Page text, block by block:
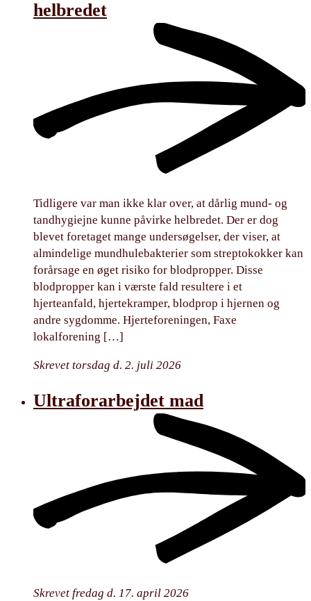
helbredet
Tidligere var man ikke klar over, at dårlig mund- og
tandhygiejne kunne påvirke helbredet. Der er dog
blevet foretaget mange undersøgelser, der viser, at
almindelige mundhulebakterier som streptokokker kan
forårsage en øget risiko for blodpropper. Disse
blodpropper kan i værste fald resultere i et
hjerteanfald, hjertekramper, blodprop i hjernen og
andre sygdomme. Hjerteforeningen, Faxe
lokalforening […]
Skrevet torsdag d. 2. juli 2026
Ultraforarbejdet mad
Skrevet fredag d. 17. april 2026